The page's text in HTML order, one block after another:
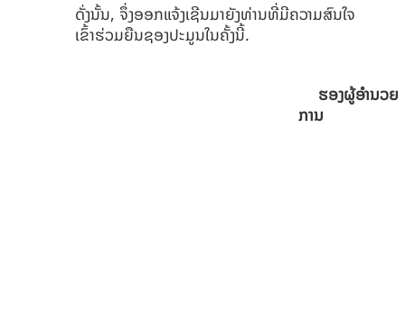
ດັ່ງນັ້ນ, ຈຶ່ງອອກແຈ້ງເຊີນມາຍັງທ່ານທີ່ມີຄວາມສົນໃຈ
ເຂົ້າຮ່ວມຍືນຊອງປະມູນໃນຄັ້ງນີ້.
ຮອງຜູ້ອໍານວຍ
ການ